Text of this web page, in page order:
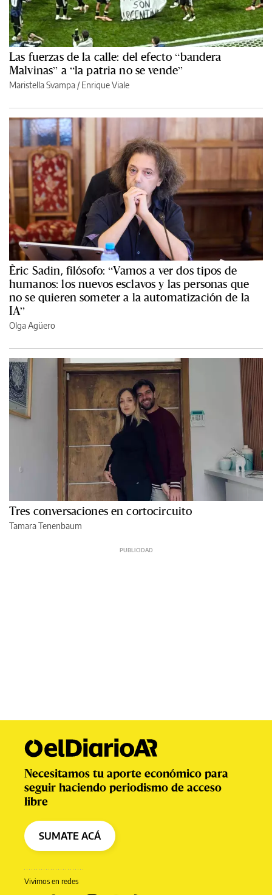
Las fuerzas de la calle: del efecto “bandera
Malvinas” a “la patria no se vende”
Maristella Svampa /Enrique Viale
Èric Sadin, filósofo: “Vamos a ver dos tipos de
humanos: los nuevos esclavos y las personas que
no se quieren someter a la automatización de la
IA”
Olga Agüero
Tres conversaciones en cortocircuito
Tamara Tenenbaum
Vivimos en redes
Necesitamos tu aporte económico para
seguir haciendo periodismo de acceso
libre
SUMATE ACÁ